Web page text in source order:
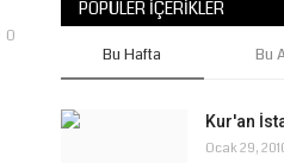
0
POPÜLER İÇERIKLER
Bu Hafta Bu
Kur'an
Ocak 29,